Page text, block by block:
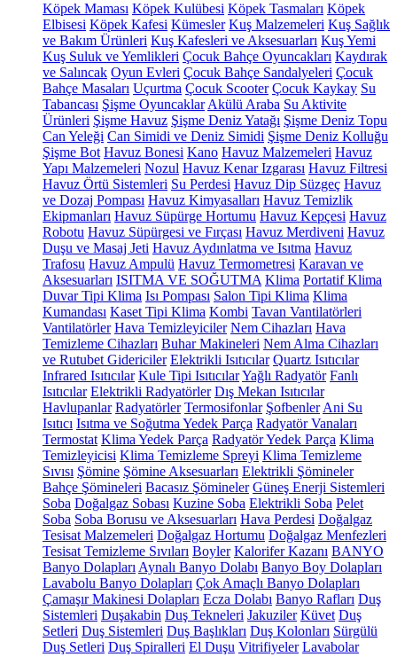
Köpek Maması Köpek Kulübesi Köpek Tasmaları Köpek
Elbisesi Köpek Kafesi Kümesler Kuş Malzemeleri Kuş Sağlık
ve Bakım Ürünleri Kuş Kafesleri ve Aksesuarları Kuş Yemi
Kuş Suluk ve Yemlikleri Çocuk Bahçe Oyuncakları Kaydırak
ve Salıncak Oyun Evleri Çocuk Bahçe Sandalyeleri Çocuk
Bahçe Masaları Uçurtma Çocuk Scooter Çocuk Kaykay Su
Tabancası Şişme Oyuncaklar Akülü Araba Su Aktivite
Ürünleri Şişme Havuz Şişme Deniz Yatağı Şişme Deniz Topu
Can Yeleği Can Simidi ve Deniz Simidi Şişme Deniz Kolluğu
Şişme Bot Havuz Bonesi Kano Havuz Malzemeleri Havuz
Yapı Malzemeleri Nozul Havuz Kenar Izgarası Havuz Filtresi
Havuz Örtü Sistemleri Su Perdesi Havuz Dip Süzgeç Havuz
ve Dozaj Pompası Havuz Kimyasalları Havuz Temizlik
Ekipmanları Havuz Süpürge Hortumu Havuz Kepçesi Havuz
Robotu Havuz Süpürgesi ve Fırçası Havuz Merdiveni Havuz
Duşu ve Masaj Jeti Havuz Aydınlatma ve Isıtma Havuz
Trafosu Havuz Ampulü Havuz Termometresi Karavan ve
Aksesuarları ISITMA VE SOĞUTMA Klima Portatif Klima
Duvar Tipi Klima Isı Pompası Salon Tipi Klima Klima
Kumandası Kaset Tipi Klima Kombi Tavan Vantilatörleri
Vantilatörler Hava Temizleyiciler Nem Cihazları Hava
Temizleme Cihazları Buhar Makineleri Nem Alma Cihazları
ve Rutubet Gidericiler Elektrikli Isıtıcılar Quartz Isıtıcılar
Infrared Isıtıcılar Kule Tipi IsıtıcılarYağlı Radyatör Fanlı
Isıtıcılar Elektrikli Radyatörler Dış Mekan Isıtıcılar
Havlupanlar Radyatörler Termosifonlar Şofbenler Ani Su
Isıtıcı Isıtma ve Soğutma Yedek Parça Radyatör Vanaları
Termostat Klima Yedek Parça Radyatör Yedek Parça Klima
Temizleyicisi Klima Temizleme Spreyi Klima Temizleme
Sıvısı Şömine Şömine Aksesuarları Elektrikli Şömineler
Bahçe Şömineleri Bacasız Şömineler Güneş Enerji Sistemleri
Soba Doğalgaz Sobası Kuzine Soba Elektrikli Soba Pelet
Soba Soba Borusu ve Aksesuarları Hava Perdesi Doğalgaz
Tesisat Malzemeleri Doğalgaz Hortumu Doğalgaz Menfezleri
Tesisat Temizleme Sıvıları Boyler Kalorifer Kazanı BANYO
Banyo Dolapları Aynalı Banyo Dolabı Banyo Boy Dolapları
Lavabolu Banyo Dolapları Çok Amaçlı Banyo Dolapları
Çamaşır Makinesi Dolapları Ecza Dolabı Banyo Rafları Duş
Sistemleri Duşakabin Duş Tekneleri Jakuziler Küvet Duş
Setleri Duş Sistemleri Duş Başlıkları Duş Kolonları Sürgülü
Duş Setleri Duş Spiralleri El Duşu Vitrifiyeler Lavabolar